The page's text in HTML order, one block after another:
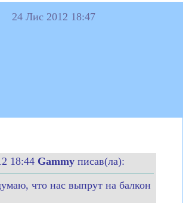
24 Лис 2012 18:47
18:44 Gammy писав(ла):
что нас выпрут на балкон